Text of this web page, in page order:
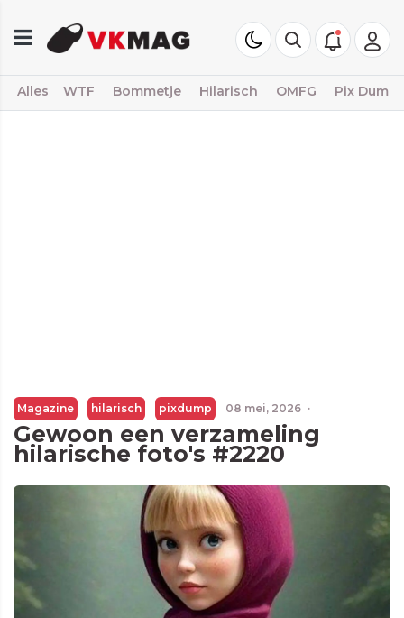
Alles WTF Bommetje Hilarisch OMFG Pix Dump
Magazine hilarisch pixdump 08 mei, 2026 ·
Gewoon een verzameling
hilarische foto's #2220